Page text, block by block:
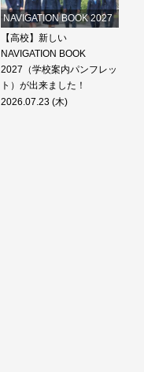
NAVIGATION BOOK 2027
【高校】新しい
NAVIGATION BOOK
2027（学校案内パンフレッ
ト）が出来ました！
2026.07.23 (木)